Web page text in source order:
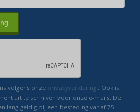
volgens onze privacyverklaring . Ook is
uit te schrijven voor onze e-mails. De
lang geldig bij een besteding vanaf 75